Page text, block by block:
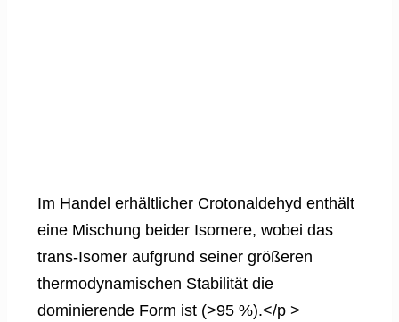
Im Handel erhältlicher Crotonaldehyd enthält
eine Mischung beider Isomere, wobei das
trans-Isomer aufgrund seiner größeren
thermodynamischen Stabilität die
dominierende Form ist (>95 %).</p >